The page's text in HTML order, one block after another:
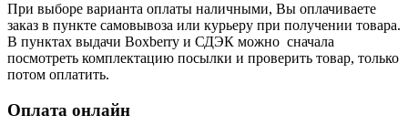
При выборе варианта оплаты наличными, Вы оплачиваете
заказ в пункте самовывоза или курьеру при получении товара.
В пунктах выдачи Boxberry и СДЭК можно сначала
посмотреть комплектацию посылки и проверить товар, только
потом оплатить.
Оплата онлайн